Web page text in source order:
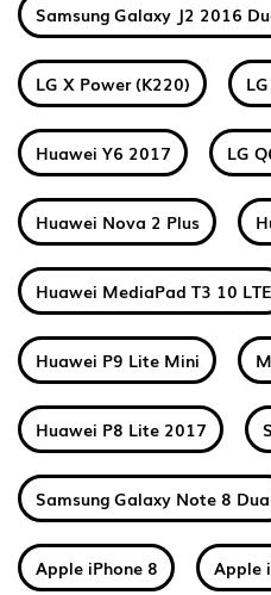
Samsung Galaxy J2 2016
LG X Power (K220)
Huawei Y6 2017 LG
Huawei Nova 2 Plus
Huawei MediaPad T3 10 LTE
Huawei P9 Lite Mini
Huawei P8 Lite 2017
Samsung Galaxy Note 8
Apple iPhone 8 Apple